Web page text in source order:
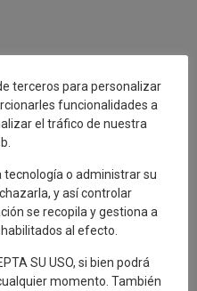
miembro de la Red de
y sitios históricos de los
terceros para personalizar
funcionalidades a
el tráfico de nuestra
tecnología o administrar su
y así controlar
se recopila y gestiona a
al efecto.
SU USO, si bien podrá
momento. También